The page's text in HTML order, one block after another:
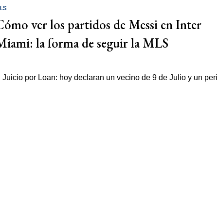
ver los partidos de Messi en Inter
la forma de seguir la MLS